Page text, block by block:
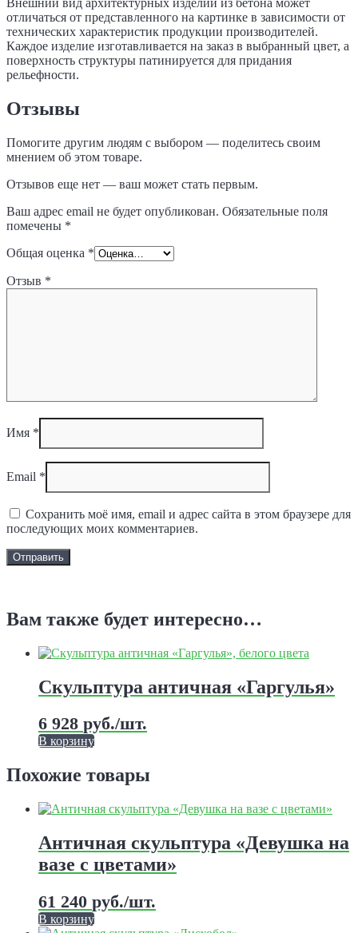
Внешний вид архитектурных изделий из бетона может
отличаться от представленного на картинке в зависимости от
технических характеристик продукции производителей.
Каждое изделие изготавливается на заказ в выбранный цвет, а
поверхность структуры патинируется для придания
рельефности.
Отзывы
Помогите другим людям с выбором — поделитесь своим
мнением об этом товаре.
Отзывов еще нет — ваш может стать первым.
Ваш адрес email не будет опубликован. Обязательные поля
помечены *
Общая оценка *
Отзыв *
Имя *
Email *
Сохранить моё имя, email и адрес сайта в этом браузере для
последующих моих комментариев.
Вам также будет интересно…
Скульптура античная «Гаргулья»
6 928 руб./шт.
В корзину
товар
имеет
вариаций.
можно
выбрать
на
товара.
Похожие товары
Античная скульптура «Девушка на
вазе с цветами»
61 240 руб./шт.
В корзину